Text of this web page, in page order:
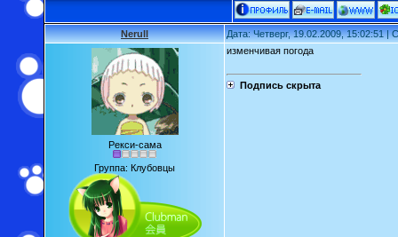
Nerull Дата: Четверг, 19.02.2009, 15:02:51 |
Рекси-сама
Группа: Клубовцы
изменчивая погода
Подпись скрыта